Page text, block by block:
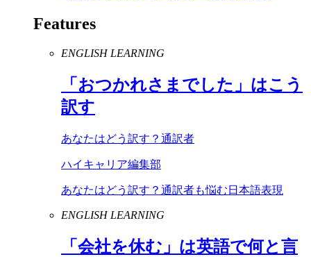
Features
ENGLISH LEARNING
「おつかれさまでした」はこう
訳す
あなたはどう訳す？通訳者
ハイキャリア編集部
あなたはどう訳す？通訳者も悩む日本語表現
ENGLISH LEARNING
「会社を休む」は英語で何と言